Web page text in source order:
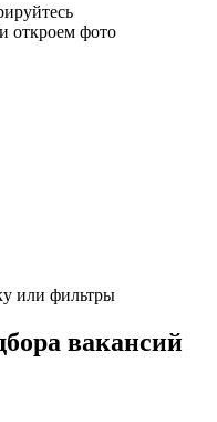
откроем фото
или фильтры
вакансий